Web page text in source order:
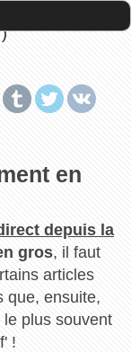
en
depuis la
gros, il faut
articles
que, ensuite,
plus souvent
!